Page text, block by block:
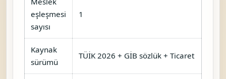
eşleşmesi
sayısı
1
Kaynak
sürümü
TÜİK 2026 + GİB sözlük + Ticaret